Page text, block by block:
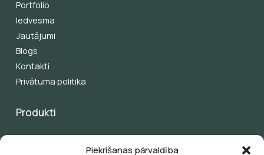
Piekrišanas pārvaldība
Portfolio
Iedvesma
Jautājumi
Blogs
Kontakti
Privātuma politika
Produkti
Pergolas